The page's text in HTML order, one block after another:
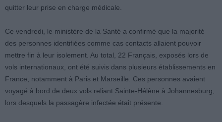
quitter leur prise en charge médicale.
Ce vendredi, le ministère de la Santé a confirmé que la majorité
des personnes identifiées comme cas contacts allaient pouvoir
mettre fin à leur isolement. Au total, 22 Français, exposés lors de
vols internationaux, ont été suivis dans plusieurs établissements en
France, notamment à Paris et Marseille. Ces personnes avaient
voyagé à bord de deux vols reliant Sainte-Hélène à Johannesburg,
lors desquels la passagère infectée était présente.